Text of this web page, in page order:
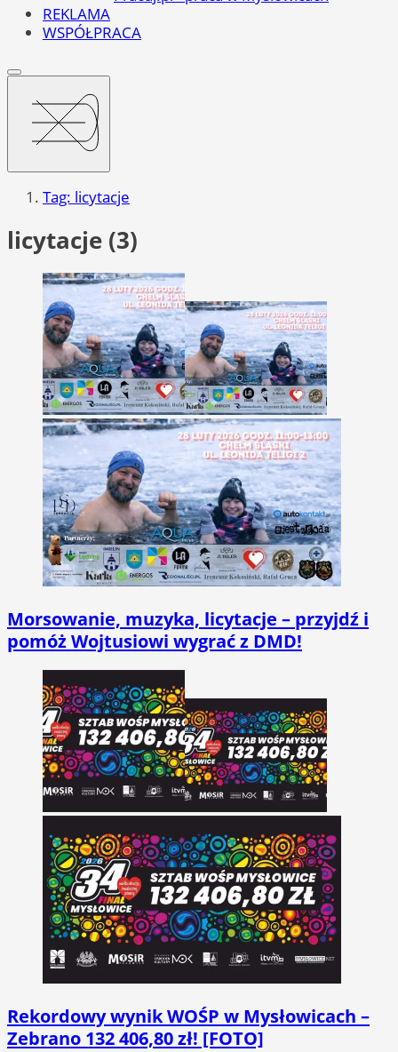
REKLAMA
WSPÓŁPRACA
Tag: licytacje
licytacje (3)
Morsowanie, muzyka, licytacje – przyjdź i
pomóż Wojtusiowi wygrać z DMD!
Rekordowy wynik WOŚP w Mysłowicach –
Zebrano 132 406,80 zł! [FOTO]